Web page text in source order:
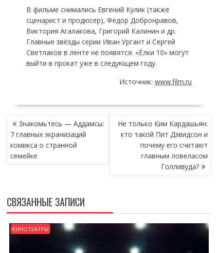
В фильме снимались Евгений Кулик (также
сценарист и продюсер), Федор Добронравов,
Виктория Агалакова, Григорий Калинин и др.
Главные звёзды серии Иван Ургант и Сергей
Светлаков в ленте не появятся. «Ёлки 10» могут
выйти в прокат уже в следующем году.
Источник:www.film.ru
НАВИГАЦИЯ
ПО
ЗАПИСЯМ
Знакомьтесь — Аддамсы:
7 главных экранизаций
комикса о странной
семейке
Не только Ким Кардашьян:
кто такой Пит Дэвидсон и
почему его считают
главным ловеласом
Голливуда?
СВЯЗАННЫЕ ЗАПИСИ
КИНОТЕАТРЫ